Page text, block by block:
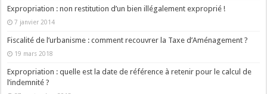
Expropriation : non restitution d’un bien illégalement exproprié !
7 janvier 2014
Fiscalité de l’urbanisme : comment recouvrer la Taxe d’Aménagement ?
19 mars 2018
Expropriation : quelle est la date de référence à retenir pour le calcul de
l’indemnité ?